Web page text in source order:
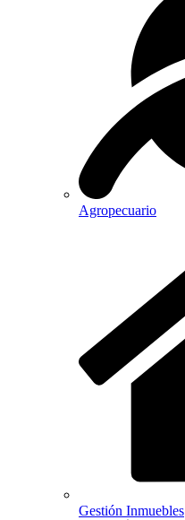
Agropecuario
Gestión Inmuebles